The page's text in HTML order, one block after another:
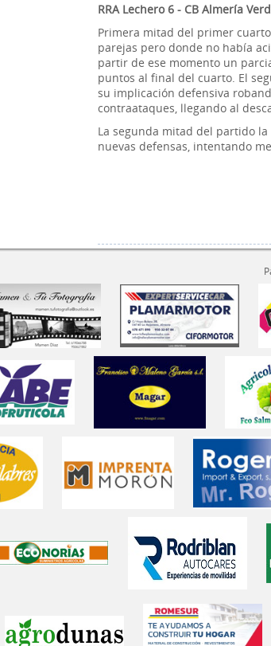
RRA Lechero 6 - CB Almería
Primera mitad del primer
parejas pero donde no había
partir de ese momento un
puntos al final del cuarto. El
su implicación defensiva
contraataques, llegando al
La segunda mitad del partido
nuevas defensas, intentando